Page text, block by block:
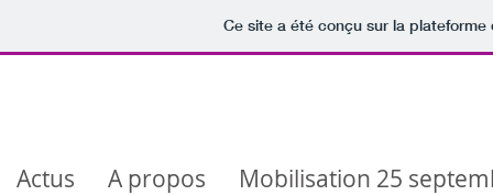
Ce site a été conçu sur la
Actus A propos Mobilisation 25